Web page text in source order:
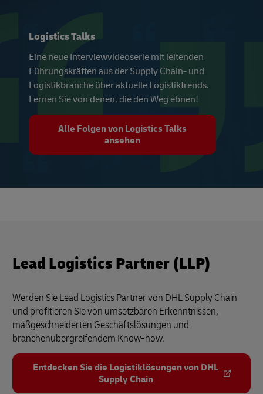
Logistics Talks
Eine neue Interviewvideoserie mit leitenden
Führungskräften aus der Supply Chain- und
Logistikbranche über aktuelle Logistiktrends.
Lernen Sie von denen, die den Weg ebnen!
Alle Folgen von Logistics Talks
ansehen
Lead Logistics Partner (LLP)
Werden Sie Lead Logistics Partner von DHL Supply Chain
und profitieren Sie von umsetzbaren Erkenntnissen,
maßgeschneiderten Geschäftslösungen und
branchenübergreifendem Know-how.
Entdecken Sie die Logistiklösungen von DHL
Supply Chain